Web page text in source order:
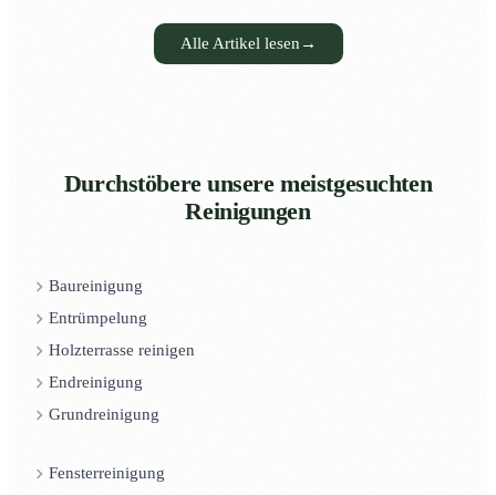
Alle Artikel lesen →
Durchstöbere unsere meistgesuchten
Reinigungen
Baureinigung
Entrümpelung
Holzterrasse reinigen
Endreinigung
Grundreinigung
Fensterreinigung